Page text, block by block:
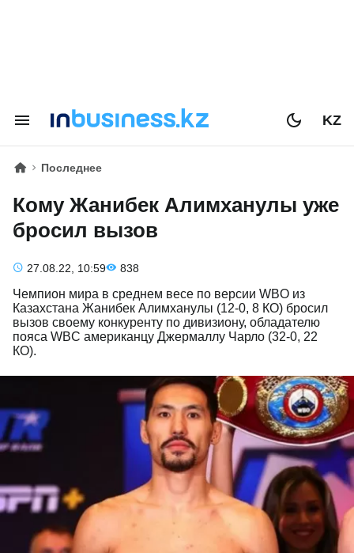
KZ
Последнее
Кому Жанибек Алимханулы уже
бросил вызов
27.08.22, 10:59 838
Чемпион мира в среднем весе по версии WBO из
Казахстана Жанибек Алимханулы (12-0, 8 КО) бросил
вызов своему конкуренту по дивизиону, обладателю
пояса WBC американцу Джермаллу Чарло (32-0, 22
КО).